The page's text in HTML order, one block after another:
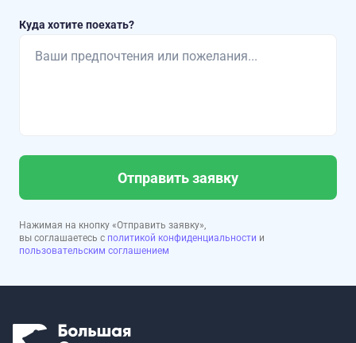
Куда хотите поехать?
Отправить заявку
Нажимая на кнопку «Отправить заявку»,
вы соглашаетесь с политикой конфиденциальности и
пользовательским соглашением